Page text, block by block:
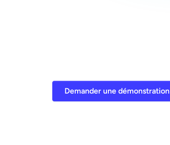
Demander une démonstration